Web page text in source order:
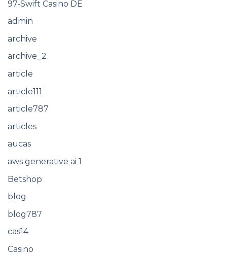
97-Swift Casino DE
admin
archive
archive_2
article
article111
article787
articles
aucas
aws generative ai 1
Betshop
blog
blog787
cas14
Casino